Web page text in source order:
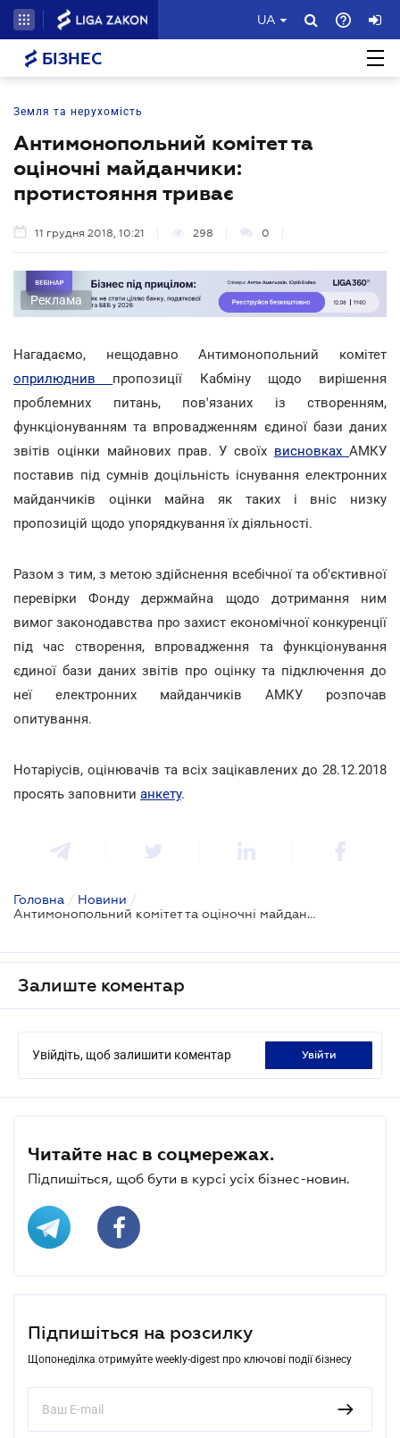
UA
БІЗНЕС
Земля та нерухомість
Антимонопольний комітет та
оціночні майданчики:
протистояння триває
11 грудня 2018, 10:21 298 0
Реклама
Нагадаємо, нещодавно Антимонопольний комітет
оприлюднив пропозиції Кабміну щодо вирішення
проблемних питань, пов'язаних із створенням,
функціонуванням та впровадженням єдиної бази даних
звітів оцінки майнових прав. У своїх висновках АМКУ
поставив під сумнів доцільність існування електронних
майданчиків оцінки майна як таких і вніс низку
пропозицій щодо упорядкування їх діяльності.
Разом з тим, з метою здійснення всебічної та об'єктивної
перевірки Фонду держмайна щодо дотримання ним
вимог законодавства про захист економічної конкуренції
під час створення, впровадження та функціонування
єдиної бази даних звітів про оцінку та підключення до
неї електронних майданчиків АМКУ розпочав
опитування.
Нотаріусів, оцінювачів та всіх зацікавлених до 28.12.2018
просять заповнити анкету.
Головна / Новини /
Антимонопольний комітет та оціночні майданчики: протистояння триває
Залиште коментар
Увійдіть, щоб залишити коментар увійти
Читайте нас в соцмережах.
Підпишіться, щоб бути в курсі усіх бізнес-новин.
Підпишіться на розсилку
Щопонеділка отримуйте weekly-digest про ключові події бізнесу